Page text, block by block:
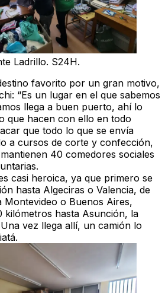
Ladrillo. S24H.
favorito por un gran motivo,
“Es un lugar en el que sabemos
llega a buen puerto, ahí lo
que hacen con ello en todo
que todo lo que se envía
a cursos de corte y confección,
40 comedores sociales
casi heroica, ya que primero se
hasta Algeciras o Valencia, de
o Buenos Aires,
kilómetros hasta Asunción, la
vez llega allí, un camión lo